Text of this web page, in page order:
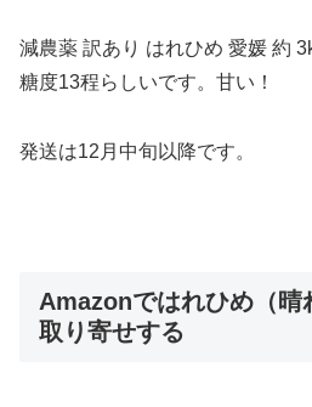
減農薬 訳あり はれひめ 愛媛 約
糖度13程らしいです。甘い！
発送は12月中旬以降です。
Amazonではれひめ（晴
取り寄せする